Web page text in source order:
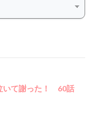
いて謝った！ 60話